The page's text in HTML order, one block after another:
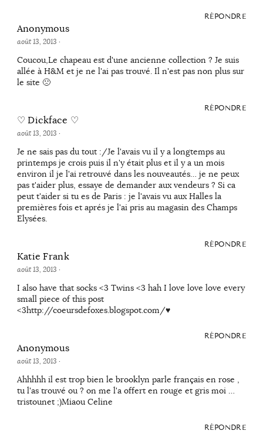
RÉPONDRE
Anonymous
août 13, 2013 ·
Coucou,Le chapeau est d'une ancienne collection ? Je suis
allée à H&M et je ne l'ai pas trouvé. Il n'est pas non plus sur
le site 🙁
RÉPONDRE
♡ Dickface ♡
août 13, 2013 ·
Je ne sais pas du tout :/Je l'avais vu il y a longtemps au
printemps je crois puis il n'y était plus et il y a un mois
environ il je l'ai retrouvé dans les nouveautés… je ne peux
pas t'aider plus, essaye de demander aux vendeurs ? Si ca
peut t'aider si tu es de Paris : je l'avais vu aux Halles la
premières fois et aprés je l'ai pris au magasin des Champs
Elysées.
RÉPONDRE
Katie Frank
août 13, 2013 ·
I also have that socks <3 Twins <3 hah I love love love every
small piece of this post
<3http://coeursdefoxes.blogspot.com/♥
RÉPONDRE
Anonymous
août 13, 2013 ·
Ahhhhh il est trop bien le brooklyn parle français en rose ,
tu l'as trouvé ou ? on me l'a offert en rouge et gris moi …
tristounet ;)Miaou Celine
RÉPONDRE